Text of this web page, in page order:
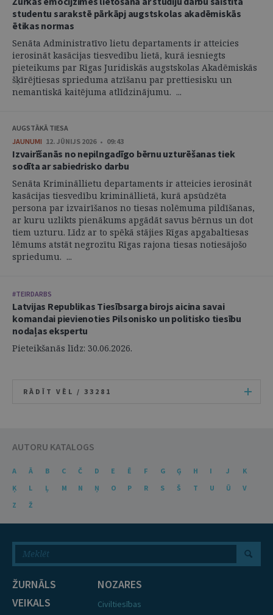
studentu sarakstē pārkāpj augstskolas akadēmiskās
ētikas normas
Senāta Administratīvo lietu departaments ir atteicies
ierosināt kasācijas tiesvedību lietā, kurā iesniegts
pieteikums par Rīgas Juridiskās augstskolas Akadēmiskās
šķīrējtiesas sprieduma atzīšanu par prettiesisku un
nemantiskā kaitējuma atlīdzinājumu. ...
AUGSTĀKĀ TIESA
JAUNUMI 12. JŪNIJS 2026 • 09:43
Izvairīšanās no nepilngadīgo bērnu uzturēšanas tiek
sodīta ar sabiedrisko darbu
Senāta Krimināllietu departaments ir atteicies ierosināt
kasācijas tiesvedību krimināllietā, kurā apsūdzēta
persona par izvairīšanos no tiesas nolēmuma pildīšanas,
ar kuru uzlikts pienākums apgādāt savus bērnus un dot
tiem uzturu. Līdz ar to spēkā stājies Rīgas apgabaltiesas
lēmums atstāt negrozītu Rīgas rajona tiesas notiesājošo
spriedumu. ...
#TEIRDARBS
Latvijas Republikas Tiesībsarga birojs aicina savai
komandai pievienoties Pilsonisko un politisko tiesību
nodaļas ekspertu
Pieteikšanās līdz: 30.06.2026.
RĀDĪT VĒL / 33281
AUTORU KATALOGS
A Ā B C Č D E Ē F G Ģ H I J
K
Ķ
L Ļ M N Ņ O P R S Š T U Ū
V
Z
Ž
ŽURNĀLS
VEIKALS
NOZARES
Civiltiesības